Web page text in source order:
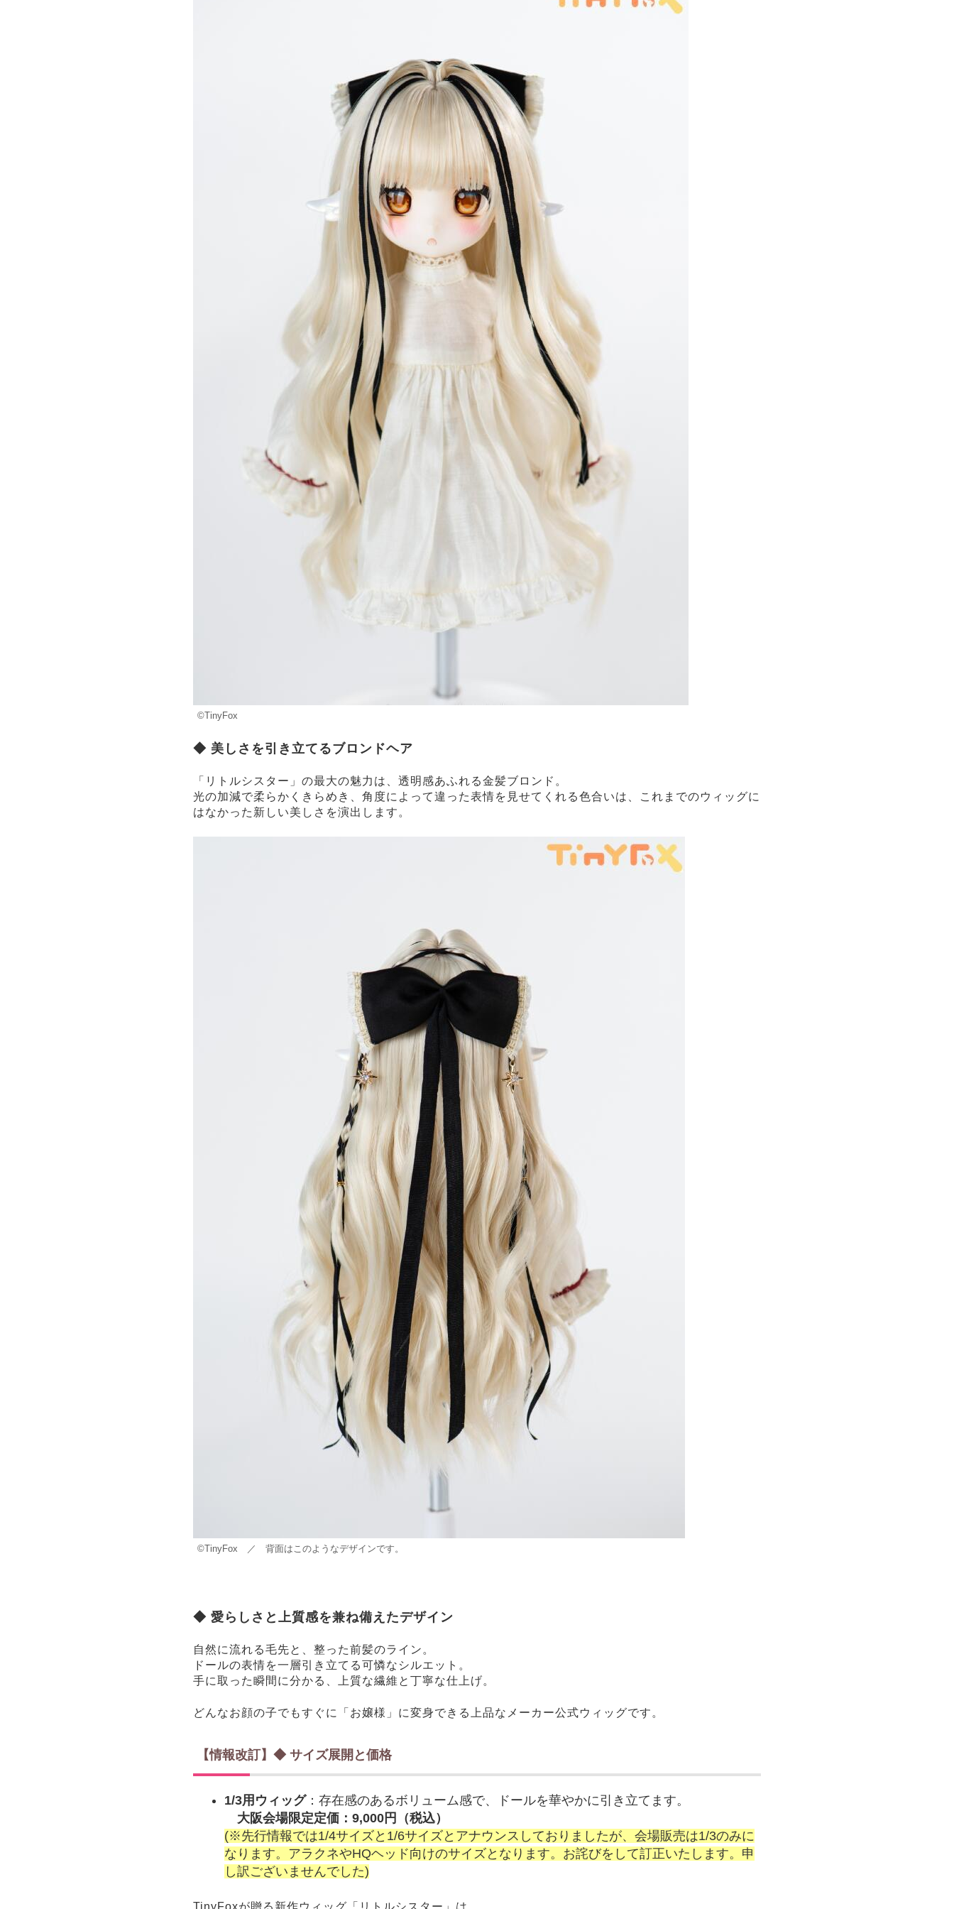
©TinyFox
◆ 美しさを引き立てるブロンドヘア
「リトルシスター」の最大の魅力は、透明感あふれる金髪ブロンド。
光の加減で柔らかくきらめき、角度によって違った表情を見せてくれる色合いは、これまでのウィッグに
はなかった新しい美しさを演出します。
©TinyFox ／ 背面はこのようなデザインです。
◆ 愛らしさと上質感を兼ね備えたデザイン
自然に流れる毛先と、整った前髪のライン。
ドールの表情を一層引き立てる可憐なシルエット。
手に取った瞬間に分かる、上質な繊維と丁寧な仕上げ。
どんなお顔の子でもすぐに「お嬢様」に変身できる上品なメーカー公式ウィッグです。
【情報改訂】◆ サイズ展開と価格
1/3用ウィッグ：存在感のあるボリューム感で、ドールを華やかに引き立てます。
大阪会場限定定価：9,000円（税込）
(※先行情報では1/4サイズと1/6サイズとアナウンスしておりましたが、会場販売は1/3のみに
なります。アラクネやHQヘッド向けのサイズとなります。お詫びをして訂正いたします。申
し訳ございませんでした)
TinyFoxが贈る新作ウィッグ「リトルシスター」は、